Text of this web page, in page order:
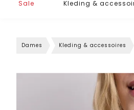
Sale Kleding &
Dames Kleding & accessoires